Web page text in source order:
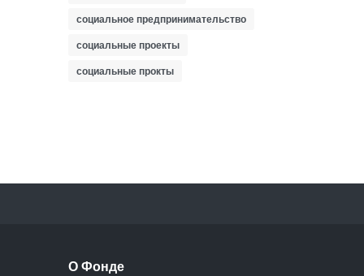
социальное предпринимательство
социальные проекты
социальные прокты
О Фонде